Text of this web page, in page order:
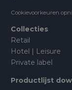
Cookievoorkeuren
Collecties
Retail
Hotel | Leisure
Private label
Productlijst